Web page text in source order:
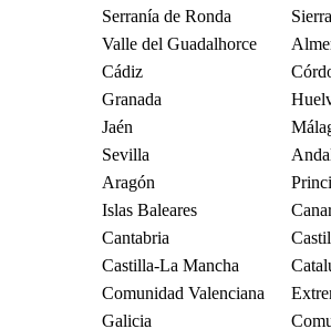
Serranía de Ronda
Valle del Guadalhorce
Cádiz
Granada
Jaén
Sevilla
Aragón
Islas Baleares
Cantabria
Castilla-La Mancha
Comunidad Valenciana
Galicia